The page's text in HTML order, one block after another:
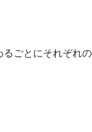
ごとにそれぞれの